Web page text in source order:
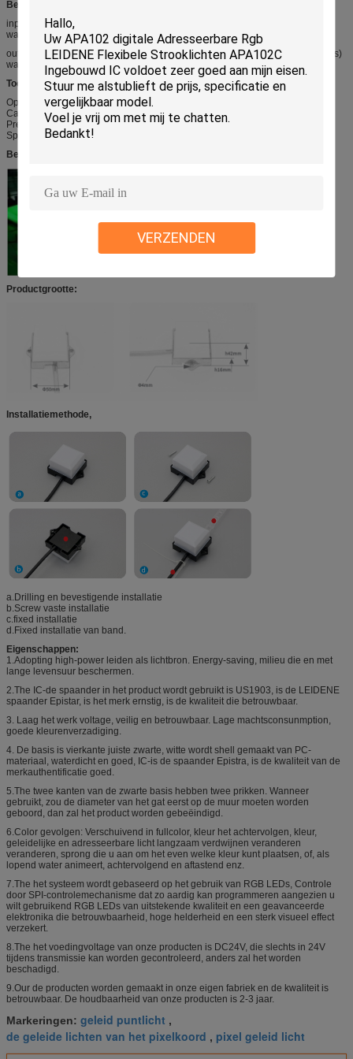
VERZENDEN
Beschrijving:
inputeind: 3core maak mannelijke schakelaar 20cm snakken (13.5mm reeks)
waterdicht
outputeind: 3core maak vrouwelijke schakelaar 20cm snakken (13.5mm reeks)
waterdicht
Toepassingen:
Openluchtuithangbord
Casinoteken
Pretparkverlichting
Speelplaats eerlijke verlichting
Beeld:
Productgrootte:
Installatiemethode,
a.Drilling en bevestigende installatie
b.Screw vaste installatie
c.fixed installatie
d.Fixed installatie van band.
Eigenschappen:
1.Adopting high-power leiden als lichtbron. Energy-saving, milieu die en met
lange levensuur beschermen.
2.The IC-de spaander in het product wordt gebruikt is US1903, is de LEIDENE
spaander Epistar, is het merk ernstig, is de kwaliteit die betrouwbaar.
3. Laag het werk voltage, veilig en betrouwbaar. Lage machtsconsunmption,
goede kleurenverzadiging.
4. De basis is vierkante juiste zwarte, witte wordt shell gemaakt van PC-
materiaal, waterdicht en goed, IC-is de spaander Epistra, is de kwaliteit van de
merkauthentificatie goed.
5.The twee kanten van de zwarte basis hebben twee prikken. Wanneer
gebruikt, zou de diameter van het gat eerst op de muur moeten worden
geboord, dan zal het product worden gebeëindigd.
6.Color gevolgen: Verschuivend in fullcolor, kleur het achtervolgen, kleur,
geleidelijke en adresseerbare licht langzaam verdwijnen veranderen
veranderen, sprong die u aan om het even welke kleur kunt plaatsen, of, als
lopend water animeert, achtervolgend en aftastend enz.
7.The het systeem wordt gebaseerd op het gebruik van RGB LEDs, Controle
door SPI-controlemechanisme dat zo aardig kan programmeren aangezien u
wilt gebruikend RGB LEDs van uitstekende kwaliteit en een geavanceerde
elektronika die betrouwbaarheid, hoge helderheid en een sterk visueel effect
verzekert.
8.The het voedingvoltage van onze producten is DC24V, die slechts in 24V
tijdens transmissie kan worden gecontroleerd, anders zal het worden
beschadigd.
9.Our de producten worden gemaakt in onze eigen fabriek en de kwaliteit is
betrouwbaar. De houdbaarheid van onze producten is 2-3 jaar.
Markeringen: geleid puntlicht ,
de geleide lichten van het pixelkoord , pixel geleid licht